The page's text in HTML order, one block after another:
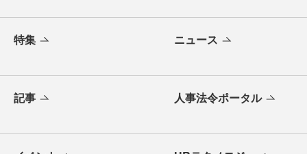
特集 ニュース
記事 人事法令ポータル